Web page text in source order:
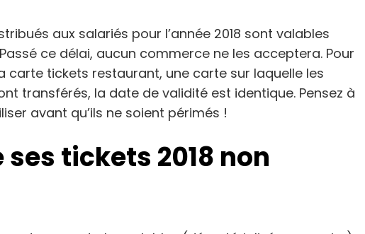
aux salariés pour l’année 2018 sont valables
Passé ce délai, aucun commerce ne les acceptera. Pour
carte tickets restaurant, une carte sur laquelle les
transférés, la date de validité est identique. Pensez à
avant qu’ils ne soient périmés !
ses tickets 2018 non